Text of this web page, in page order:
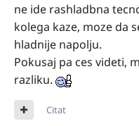
ne ide rashladbna
kolega kaze, moze da
hladnije napolju.
Pokusaj pa ces videti,
razliku.
Citat